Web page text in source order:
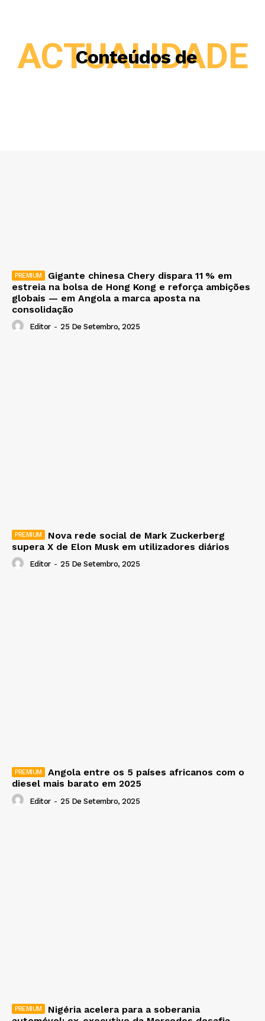
Conteúdos de
ACTUALIDADE
Gigante chinesa Chery dispara 11 % em
estreia na bolsa de Hong Kong e reforça ambições
globais — em Angola a marca aposta na
consolidação
Editor - 25 De Setembro, 2025
Nova rede social de Mark Zuckerberg
supera X de Elon Musk em utilizadores diários
Editor - 25 De Setembro, 2025
Angola entre os 5 países africanos com o
diesel mais barato em 2025
Editor - 25 De Setembro, 2025
Nigéria acelera para a soberania